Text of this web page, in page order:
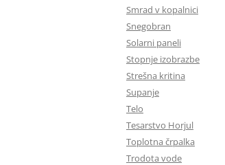
Smrad v kopalnici
Snegobran
Solarni paneli
Stopnje izobrazbe
Strešna kritina
Supanje
Telo
Tesarstvo Horjul
Toplotna črpalka
Trodota vode